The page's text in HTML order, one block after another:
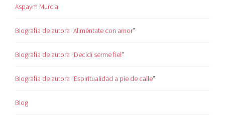
Aspaym Murcia
Biografía de autora "Aliméntate con amor"
Biografía de autora "Decidí serme fiel"
Biografía de autora "Espiritualidad a pie de calle"
Blog